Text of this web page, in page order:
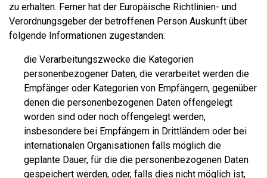
zu erhalten. Ferner hat der Europäische Richtlinien- und
Verordnungsgeber der betroffenen Person Auskunft über
folgende Informationen zugestanden:
die Verarbeitungszwecke die Kategorien
personenbezogener Daten, die verarbeitet werden die
Empfänger oder Kategorien von Empfängern, gegenüber
denen die personenbezogenen Daten offengelegt
worden sind oder noch offengelegt werden,
insbesondere bei Empfängern in Drittländern oder bei
internationalen Organisationen falls möglich die
geplante Dauer, für die die personenbezogenen Daten
gespeichert werden, oder, falls dies nicht möglich ist,